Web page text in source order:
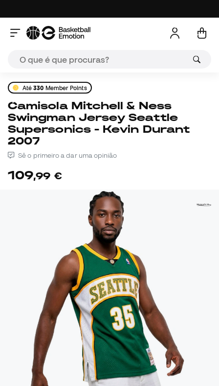
Até330 Member Points
Camisola Mitchell & Ness
Swingman Jersey Seattle
Supersonics - Kevin Durant
2007
Sê o primeiro a dar uma opinião
109,99 €